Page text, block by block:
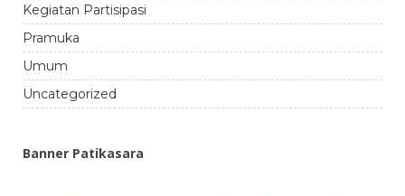
Kegiatan Partisipasi
Pramuka
Umum
Uncategorized
Banner Patikasara